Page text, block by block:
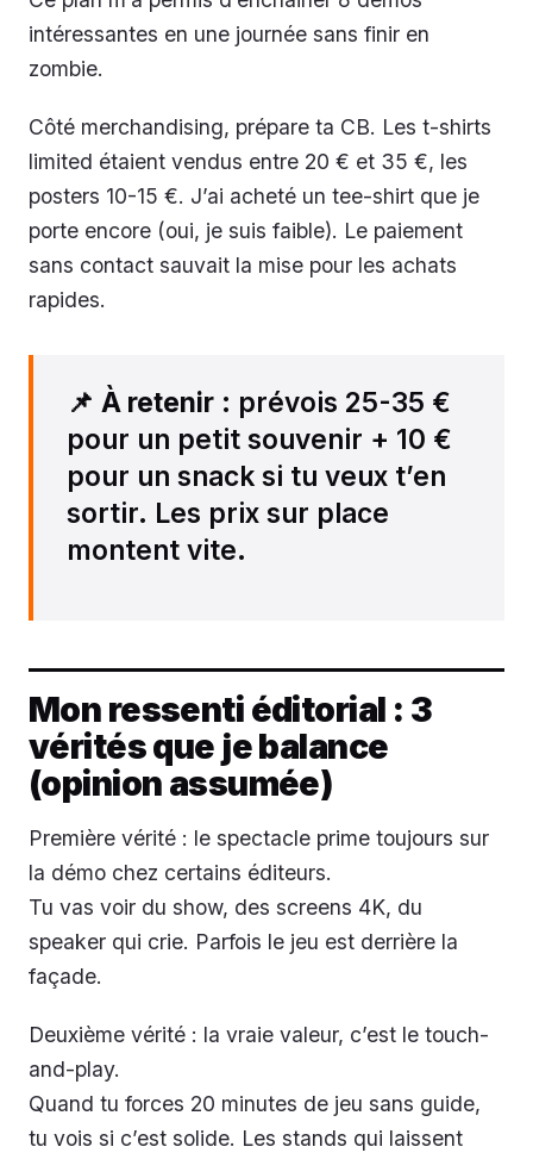
intéressantes en une journée sans finir en
zombie.
Côté merchandising, prépare ta CB. Les t-shirts
limited étaient vendus entre 20 € et 35 €, les
posters 10-15 €. J’ai acheté un tee-shirt que je
porte encore (oui, je suis faible). Le paiement
sans contact sauvait la mise pour les achats
rapides.
📌 À retenir : prévois 25-35 €
pour un petit souvenir + 10 €
pour un snack si tu veux t’en
sortir. Les prix sur place
montent vite.
Mon ressenti éditorial : 3
vérités que je balance
(opinion assumée)
Première vérité : le spectacle prime toujours sur
la démo chez certains éditeurs.
Tu vas voir du show, des screens 4K, du
speaker qui crie. Parfois le jeu est derrière la
façade.
Deuxième vérité : la vraie valeur, c’est le touch-
and-play.
Quand tu forces 20 minutes de jeu sans guide,
tu vois si c’est solide. Les stands qui laissent